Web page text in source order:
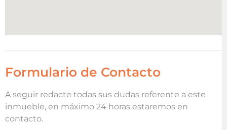
Formulario de Contacto
A seguir redacte todas sus dudas referente a este
inmueble, en máximo 24 horas estaremos en
contacto.